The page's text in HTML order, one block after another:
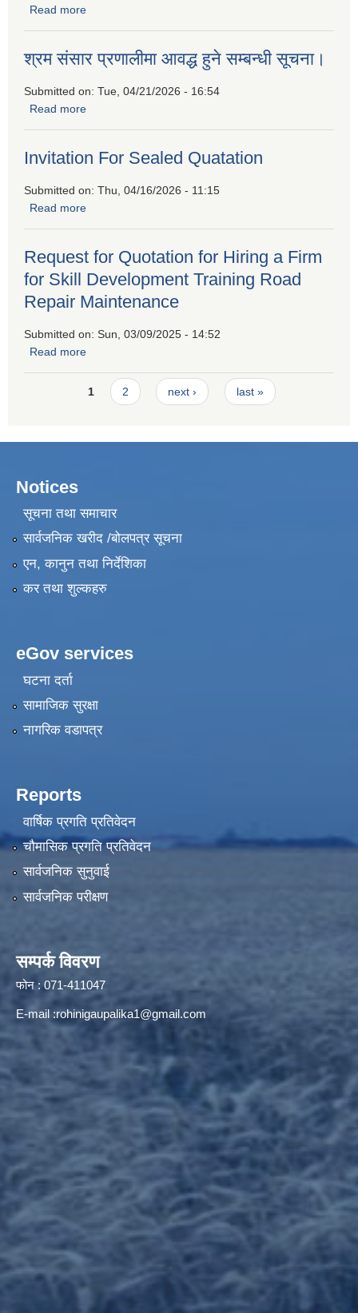
Read more
श्रम संसार प्रणालीमा आवद्ध हुने सम्बन्धी सूचना।
Submitted on: Tue, 04/21/2026 - 16:54
Read more
Invitation For Sealed Quatation
Submitted on: Thu, 04/16/2026 - 11:15
Read more
Request for Quotation for Hiring a Firm
for Skill Development Training Road
Repair Maintenance
Submitted on: Sun, 03/09/2025 - 14:52
Read more
Pages1 2 next › last »
Notices
सूचना तथा समाचार
सार्वजनिक खरीद /बोलपत्र सूचना
एन, कानुन तथा निर्देशिका
कर तथा शुल्कहरु
eGov services
घटना दर्ता
सामाजिक सुरक्षा
नागरिक वडापत्र
Reports
वार्षिक प्रगति प्रतिवेदन
चौमासिक प्रगति प्रतिवेदन
सार्वजनिक सुनुवाई
सार्वजनिक परीक्षण
सम्पर्क विवरण
फोन : 071-411047
E-mail :rohinigaupalika1@gmail.com